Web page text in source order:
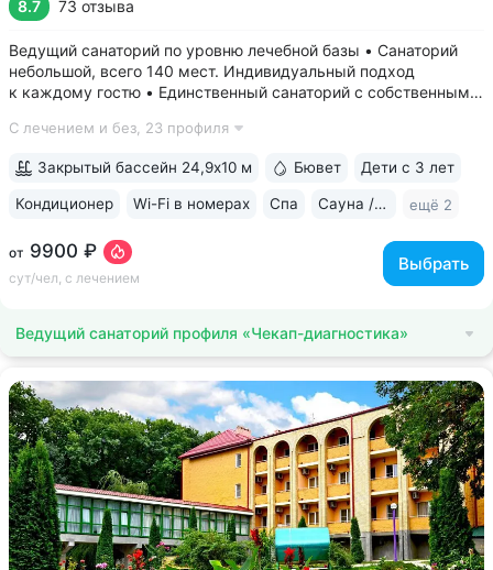
8.7 73 отзыва
Ведущий санаторий по уровню лечебной базы • Санаторий
небольшой, всего 140 мест. Индивидуальный подход
к каждому гостю • Единственный санаторий c собственными
комплекс CON-TREX (Германия) для диагностики
С лечением и без, 23 профиля
от 9900 ₽
сут/чел, с лечением
Выбрать
Закрытый бассейн 24,9х10 м Бювет Дети с 3 лет
Кондиционер Wi-Fi в номерах Спа Сауна / хаммам ещё 2
Ведущий санаторий профиля «Чекап-диагностика»